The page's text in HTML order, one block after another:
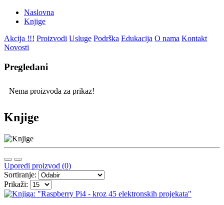
Naslovna
Knjige
Akcija !!! Proizvodi Usluge Podrška Edukacija O nama Kontakt
Novosti
Pregledani
Nema proizvoda za prikaz!
Knjige
Uporedi proizvod (0)
Sortiranje:
Prikaži: